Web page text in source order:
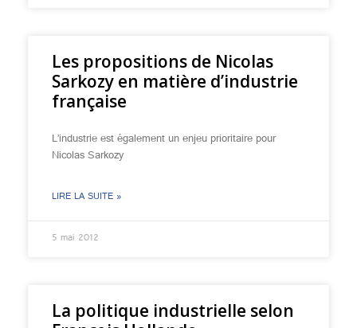
Les propositions de Nicolas
Sarkozy en matière d’industrie
française
L’industrie est également un enjeu prioritaire pour
Nicolas Sarkozy
LIRE LA SUITE »
5 mai 2012
La politique industrielle selon